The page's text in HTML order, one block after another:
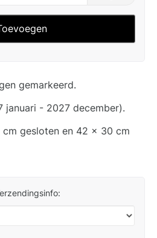
gemarkeerd.
januari - 2027 december).
gesloten en 42 x 30 cm